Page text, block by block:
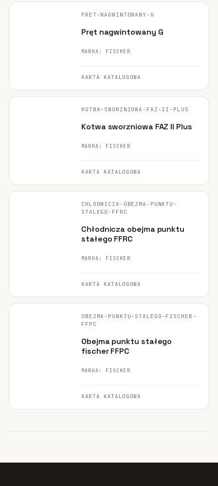
ORYGINALNE ZDJĘCIE
PRET-NAGWINTOWANY-G
Pręt nagwintowany G
MARKA: FISCHER
KARTA KATALOGOWA
FISCHER ·
ORYGINALNE ZDJĘCIE
KOTWA-SWORZNIOWA-FAZ-II-PLUS
Kotwa sworzniowa FAZ II Plus
MARKA: FISCHER
KARTA KATALOGOWA
FISCHER ·
ORYGINALNE ZDJĘCIE
CHLODNICZA-OBEJMA-PUNKTU-
STALEGO-FFRC
Chłodnicza obejma punktu
stałego FFRC
MARKA: FISCHER
KARTA KATALOGOWA
FISCHER ·
ORYGINALNE ZDJĘCIE
OBEJMA-PUNKTU-STALEGO-FISCHER-
FFPC
Obejma punktu stałego
fischer FFPC
MARKA: FISCHER
KARTA KATALOGOWA